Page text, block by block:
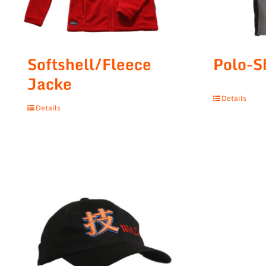
Softshell/Fleece
Jacke
Details
Polo-
Details